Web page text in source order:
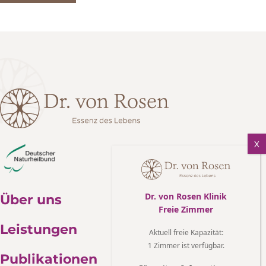
Über uns
Leistungen
Publikationen
Dr. von Rosen Klinik
Freie Zimmer
Aktuell freie Kapazität:
1 Zimmer ist verfügbar.